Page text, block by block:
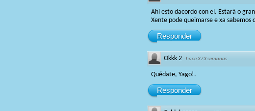
Ahi esto dacordo con el. Estará o
Xente pode queimarse e xa sabemos
Responder
Okkk 2 ·hace 373 semanas
Quédate, Yago!.
Responder